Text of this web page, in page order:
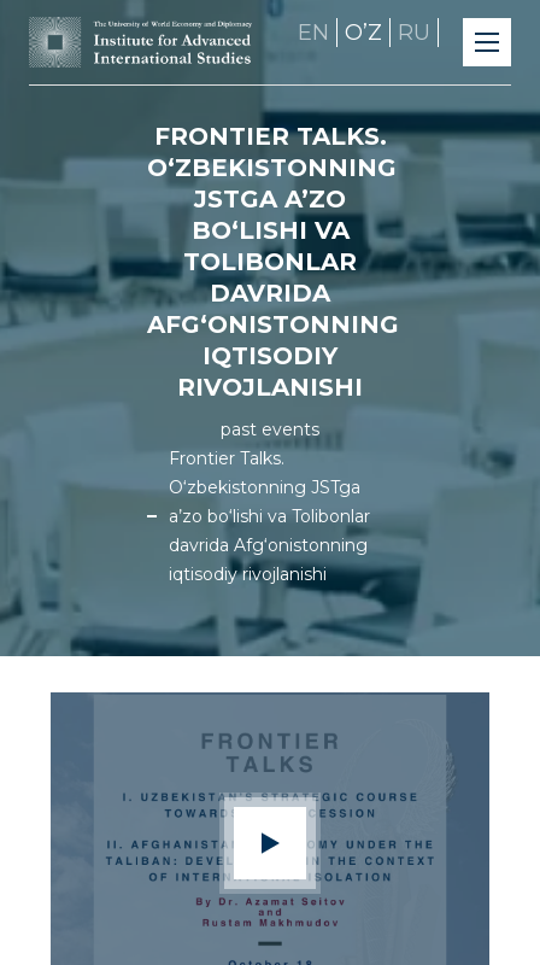
EN OʼZ RU
FRONTIER TALKS.
O‘ZBEKISTONNING
JSTGA A’ZO
BO‘LISHI VA
TOLIBONLAR
DAVRIDA
AFG‘ONISTONNING
IQTISODIY
RIVOJLANISHI
past events
Frontier Talks.
O‘zbekistonning JSTga
a’zo bo‘lishi va Tolibonlar
davrida Afg‘onistonning
iqtisodiy rivojlanishi